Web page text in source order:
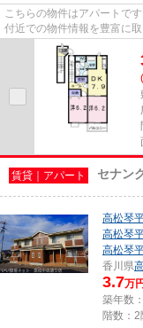
こちらの物件はアパートで
付近での物件情報を豊富に
サポートしますので、まずは...
賃貸｜アパート セナン
高松琴
高松琴
高松琴
香川県
3.7万円
築年数
階数：2